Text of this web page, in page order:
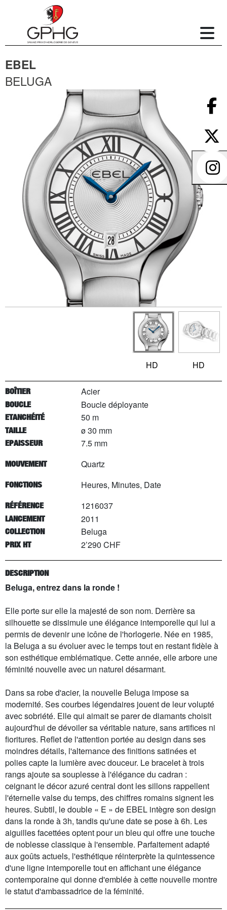
EBEL
BELUGA
HD HD
BOÎTIER Acier
BOUCLE Boucle déployante
ETANCHÉITÉ 50 m
TAILLE ø 30 mm
EPAISSEUR 7.5 mm
MOUVEMENT Quartz
FONCTIONS Heures, Minutes, Date
RÉFÉRENCE 1216037
LANCEMENT 2011
COLLECTION Beluga
PRIX HT 2’290 CHF
DESCRIPTION
Beluga, entrez dans la ronde !
Elle porte sur elle la majesté de son nom. Derrière sa
silhouette se dissimule une élégance intemporelle qui lui a
permis de devenir une icône de l'horlogerie. Née en 1985,
la Beluga a su évoluer avec le temps tout en restant fidèle à
son esthétique emblématique. Cette année, elle arbore une
féminité nouvelle avec un naturel désarmant.
Dans sa robe d'acier, la nouvelle Beluga impose sa
modernité. Ses courbes légendaires jouent de leur volupté
avec sobriété. Elle qui aimait se parer de diamants choisit
aujourd'hui de dévoiler sa véritable nature, sans artifices ni
fioritures. Reflet de l'attention portée au design dans ses
moindres détails, l'alternance des finitions satinées et
polies capte la lumière avec douceur. Le bracelet à trois
rangs ajoute sa souplesse à l'élégance du cadran :
ceignant le décor azuré central dont les sillons rappellent
l'éternelle valse du temps, des chiffres romains signent les
heures. Subtil, le double « E » de EBEL intègre son design
dans la ronde à 3h, tandis qu'une date se pose à 6h. Les
aiguilles facettées optent pour un bleu qui offre une touche
de noblesse classique à l'ensemble. Parfaitement adapté
aux goûts actuels, l'esthétique réinterprète la quintessence
d'une ligne intemporelle tout en affichant une élégance
contemporaine qui donne d'emblée à cette nouvelle montre
le statut d'ambassadrice de la féminité.